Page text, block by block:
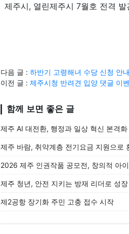
제주시, 열린제주시 7월호 전격 발
다음 글 : 하반기 고령해녀 수당 신청 안내
이전 글 : 제주시청 반려견 입양 댓글 이
함께 보면 좋은 글
제주 AI 대전환, 행정과 일상 혁신 본격화
제주 바람, 취약계층 전기요금 지원으로
2026 제주 인권작품 공모전, 창의적 아
제주 청년, 안전 지키는 방재 리더로 성장
제2공항 장기화 주민 고충 접수 시작